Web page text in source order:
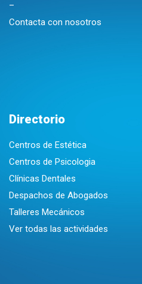
–
Contacta con nosotros
Directorio
Centros de Estética
Centros de Psicologia
Clínicas Dentales
Despachos de Abogados
Talleres Mecánicos
Ver todas las actividades